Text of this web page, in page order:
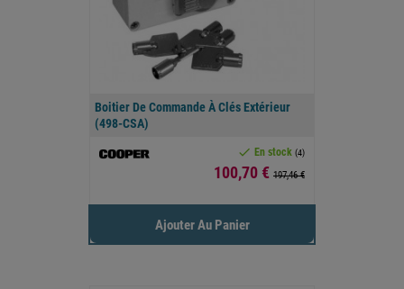
Boitier De Commande À Clés Extérieur
(498-CSA)
 En stock (4)
Prix
100,70 € 197,46 €
Ajouter Au Panier